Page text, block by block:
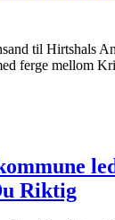
til Hirtshals
ferge mellom
Riktig